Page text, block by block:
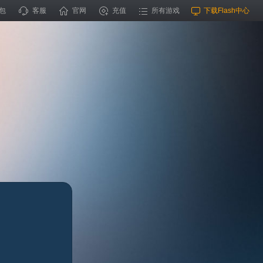
下载Flash中心
所有游戏
充值
官网
客服